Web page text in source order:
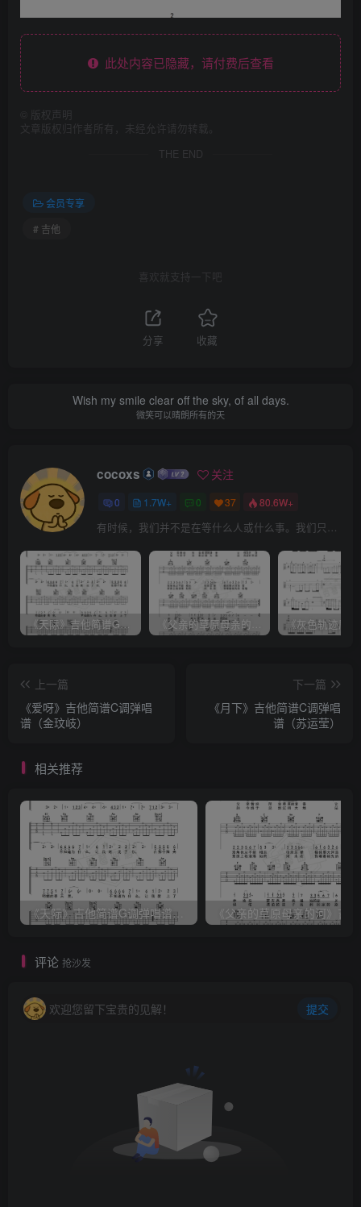
此处内容已隐藏，请付费后查看
版权声明
文章版权归作者所有，未经允许请勿转载。
THE END
会员专享
# 吉他
喜欢就支持一下吧
分享 收藏
Wish my smile clear off the sky, of all days.
微笑可以晴朗所有的天
cocoxs 关注
0 1.7W+ 0 37 80.6W+
上一篇
《爱呀》吉他简谱C调弹唱
谱（金玟岐）
下一篇
《月下》吉他简谱C调弹唱
谱（苏运莹）
相关推荐
《天际》吉他简谱G调弹唱谱（姜玉阳）
评论 抢沙发
欢迎您留下宝贵的见解！ 提交